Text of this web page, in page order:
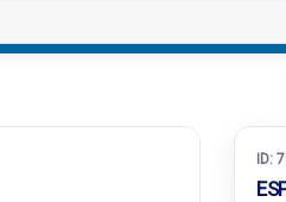
ID: